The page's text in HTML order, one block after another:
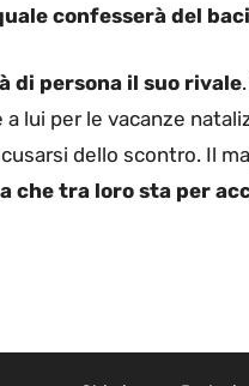
confesserà del
di persona il suo rivale
lui per le vacanze
dello scontro. Il
che tra loro sta per